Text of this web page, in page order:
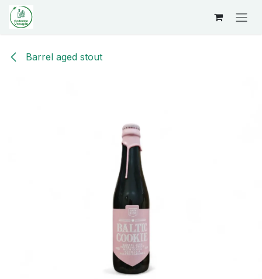
Overslaan naar inhoud
Barrel aged stout